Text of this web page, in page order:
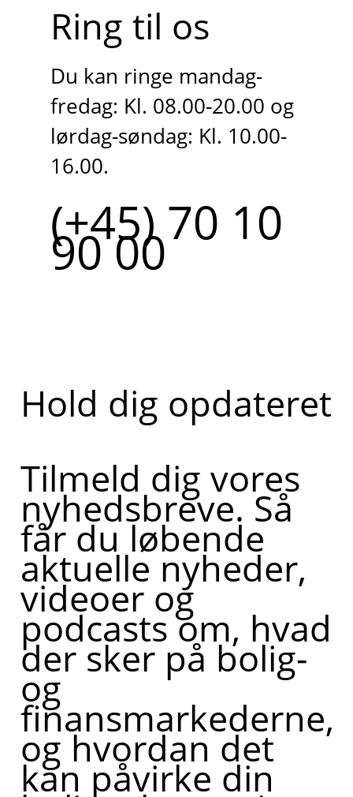
Ring til os
Du kan ringe mandag-
fredag: Kl. 08.00-20.00 og
lørdag-søndag: Kl. 10.00-
16.00.
(+45) 70 10
90 00
Hold dig opdateret
Tilmeld dig vores
nyhedsbreve. Så
får du løbende
aktuelle nyheder,
videoer og
podcasts om, hvad
der sker på bolig-
og
finansmarkederne,
og hvordan det
kan påvirke din